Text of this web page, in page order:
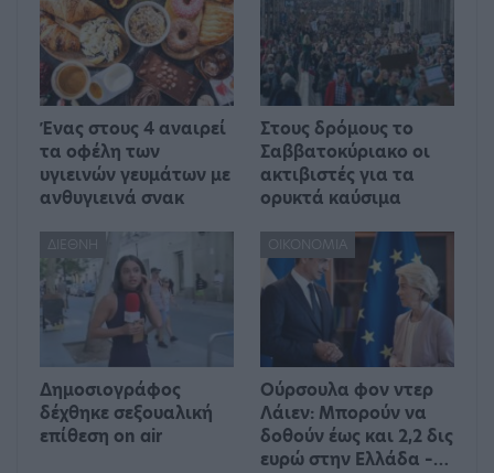
Ένας στους 4 αναιρεί
τα οφέλη των
υγιεινών γευμάτων με
ανθυγιεινά σνακ
Στους δρόμους το
Σαββατοκύριακο οι
ακτιβιστές για τα
ορυκτά καύσιμα
ΔΙΕΘΝΉ
Δημοσιογράφος
δέχθηκε σεξουαλική
επίθεση on air
ΟΙΚΟΝΟΜΊΑ
Ούρσουλα φον ντερ
Λάιεν: Μπορούν να
δοθούν έως και 2,2 δις
ευρώ στην Ελλάδα –…